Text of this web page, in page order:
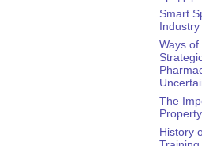
Smart
Ways
The
History